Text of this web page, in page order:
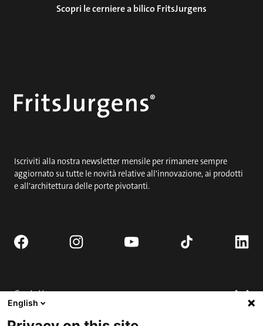
Scopri le cerniere a bilico FritsJurgens
Iscriviti alla nostra newsletter mensile per rimanere sempre
aggiornato su tutte le novità relative all'innovazione, ai prodotti
e all'architettura delle porte pivotanti.
Contatto
Richiedi porta completa.
English